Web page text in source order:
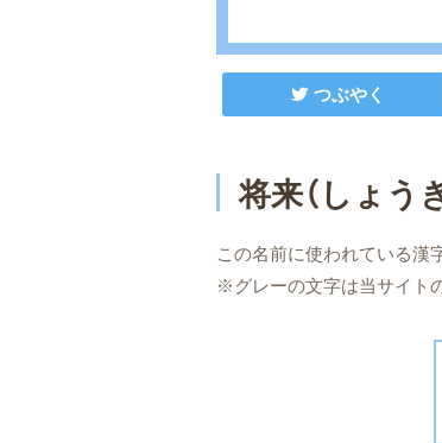
つぶやく
将来（しょう
この名前に使われている漢
※グレーの文字は当サイト